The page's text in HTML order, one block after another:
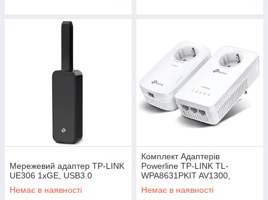
Мережевий адаптер TP-LINK
UE306 1xGE, USB3.0
Немає в наявності
Комплект Адаптерiв
Powerline TP-LINK TL-
WPA8631PKIT AV1300,
AC1200, (TL-WPA8631P 1шт,
TL-PA8010P 1шт), Розетка
Немає в наявності